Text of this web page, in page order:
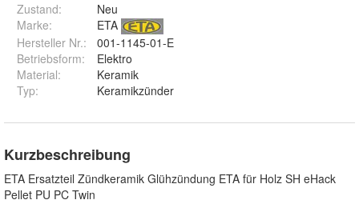
Zustand:
Neu
Marke:
ETA
Hersteller Nr.:
001-1145-01-E
Betriebsform:
Elektro
Material:
Keramik
Typ: Keramikzünder
Kurzbeschreibung
ETA Ersatzteil Zündkeramik Glühzündung ETA für Holz SH eHack
Pellet PU PC Twin